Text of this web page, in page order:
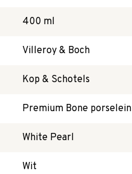
400 ml
Villeroy & Boch
Kop & Schotels
Premium Bone porselein
White Pearl
Wit